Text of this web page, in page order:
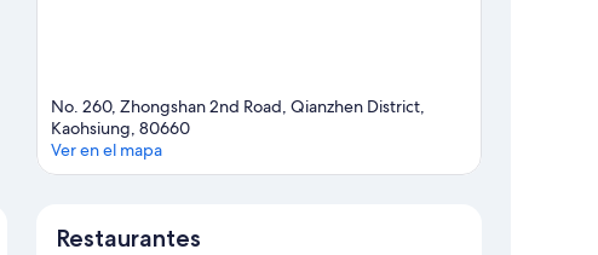
No. 260, Zhongshan 2nd Road, Qianzhen District,
Kaohsiung, 80660
Ver en el mapa
Restaurantes